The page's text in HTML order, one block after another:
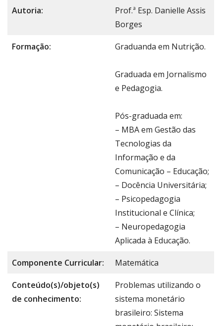
Autoria:
Prof.ª Esp. Danielle Assis
Borges
Formação: Graduanda em Nutrição.
Graduada em Jornalismo
e Pedagogia.
Pós-graduada em:
– MBA em Gestão das
Tecnologias da
Informação e da
Comunicação – Educação;
– Docência Universitária;
– Psicopedagogia
Institucional e Clínica;
– Neuropedagogia
Aplicada à Educação.
Componente Curricular: Matemática
Conteúdo(s)/objeto(s)
de conhecimento:
Problemas utilizando o
sistema monetário
brasileiro: Sistema